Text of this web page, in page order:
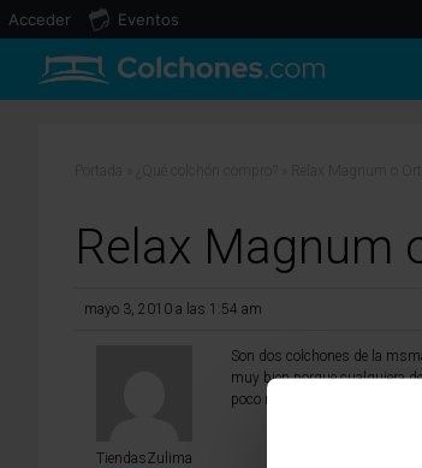
Relax Magnum
mayo 3, 2010 a las 1:54 am
TiendasZulima
Son dos colchones de la
muy bien porque cualquiera
poco mas completo pero
Acceder Eventos